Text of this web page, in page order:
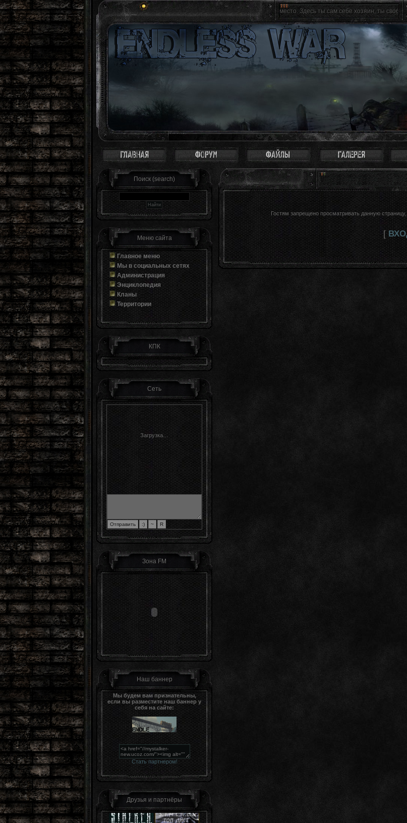
Зона - это святое место. Здесь ты сам себе хозяин, ты свободен как
Поиск (search)
Меню сайта
Главное меню
Мы в социальных сетях
Администрация
Энциклопедия
Кланы
Территории
КПК
Сеть
Загрузка…
Зона FM
Наш баннер
Мы будем вам признательны,
если вы разместите наш баннер у
себя на сайте:
Стать партнером!
Друзья и партнёры
Гостям запрещено просматривать данную
[